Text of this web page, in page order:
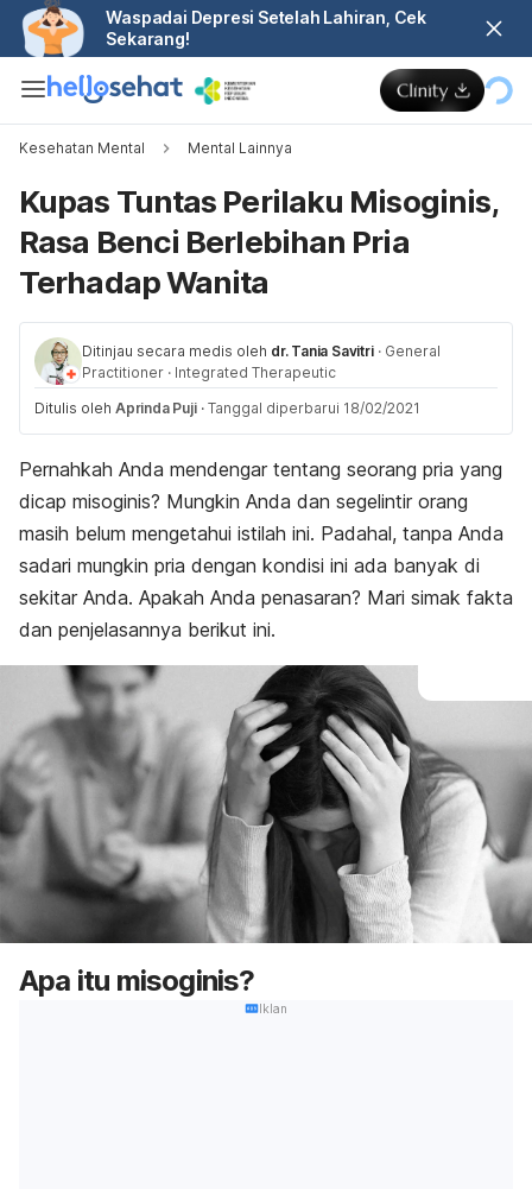
Waspadai Depresi Setelah Lahiran, Cek
Sekarang!
Kesehatan Mental Mental Lainnya
Kupas Tuntas Perilaku Misoginis,
Rasa Benci Berlebihan Pria
Terhadap Wanita
Ditinjau secara medis oleh dr. Tania Savitri · General
Practitioner · Integrated Therapeutic
Ditulis oleh Aprinda Puji · Tanggal diperbarui 18/02/2021
Pernahkah Anda mendengar tentang seorang pria yang
dicap misoginis? Mungkin Anda dan segelintir orang
masih belum mengetahui istilah ini. Padahal, tanpa Anda
sadari mungkin pria dengan kondisi ini ada banyak di
sekitar Anda. Apakah Anda penasaran? Mari simak fakta
dan penjelasannya berikut ini.
Apa itu misoginis?
Iklan